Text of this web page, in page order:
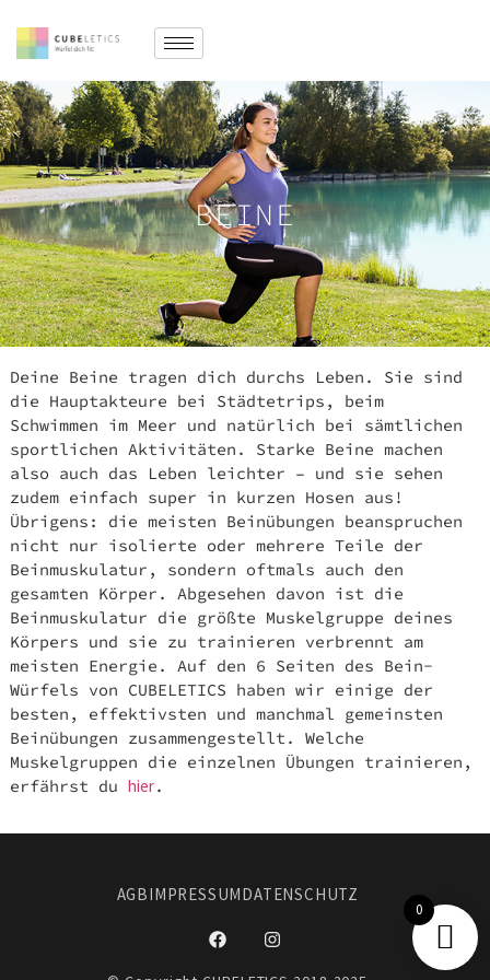
BEINE
Deine Beine tragen dich durchs Leben. Sie sind
die Hauptakteure bei Städtetrips, beim
Schwimmen im Meer und natürlich bei sämtlichen
sportlichen Aktivitäten. Starke Beine machen
also auch das Leben leichter – und sie sehen
zudem einfach super in kurzen Hosen aus!
Übrigens: die meisten Beinübungen beanspruchen
nicht nur isolierte oder mehrere Teile der
Beinmuskulatur, sondern oftmals auch den
gesamten Körper. Abgesehen davon ist die
Beinmuskulatur die größte Muskelgruppe deines
Körpers und sie zu trainieren verbrennt am
meisten Energie. Auf den 6 Seiten des Bein-
Würfels von CUBELETICS haben wir einige der
besten, effektivsten und manchmal gemeinsten
Beinübungen zusammengestellt. Welche
Muskelgruppen die einzelnen Übungen trainieren,
erfährst du hier.
AGBIMPRESSUMDATENSCHUTZ
0